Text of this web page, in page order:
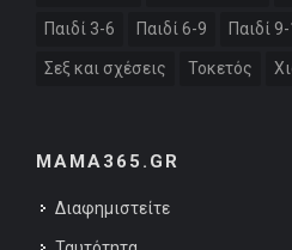
Παιδί 3-6 Παιδί 6-9 Παιδί
Σεξ και σχέσεις Τοκετός
MAMA365.GR
Διαφημιστείτε